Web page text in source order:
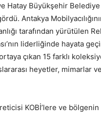
Hatay Büyükşehir Belediye
Antakya
tarafından yürütülen
liderliğinde hayata
çıkan 15 farklı
heyetler, mimarlar
KOBİ’lere ve